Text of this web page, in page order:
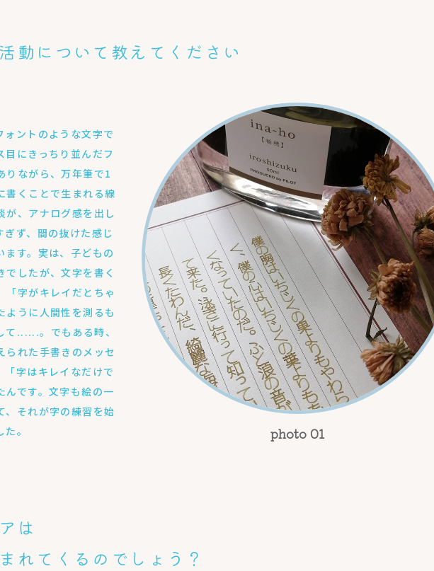
動について教えてください
ォントのような文字で
にきっちり並んだフ
りながら、万年筆で1
書くことで生まれる線
が、アナログ感を出し
ぎず、間の抜けた感じ
ます。実は、子どもの
でしたが、文字を書く
「字がキレイだとちゃ
ように人間性を測るも
て......。でもある時、
られた手書きのメッセ
「字はキレイなだけで
んです。文字も絵の一
、それが字の練習を始
。
は
れてくるのでしょう？